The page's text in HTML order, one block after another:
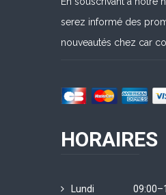
serez informé des
nouveautés chez car
HORAIRES
Lundi